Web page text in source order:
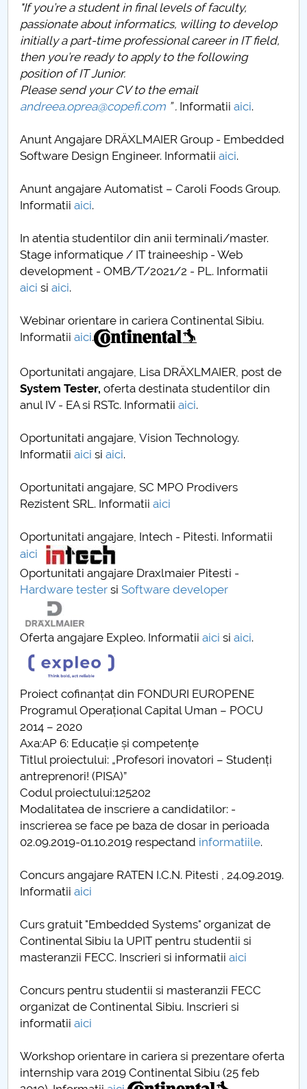
"If you’re a student in final levels of faculty,
passionate about informatics, willing to develop
initially a part-time professional career in IT field,
then you’re ready to apply to the following
position of IT Junior.
Please send your CV to the email
andreea.oprea@copefi.com ” . Informatiiaici.
Anunt Angajare DRÄXLMAIER Group - Embedded
Software Design Engineer. Informatiiaici.
Anunt angajare Automatist – Caroli Foods Group.
Informatiiaici.
In atentia studentilor din anii terminali/master.
Stage informatique / IT traineeship - Web
development - OMB/T/2021/2 - PL. Informatii
aici siaici.
Webinar orientare in cariera Continental Sibiu.
Informatiiaici.
Oportunitati angajare, Lisa DRÄXLMAIER, post de
System Tester,oferta destinata studentilor din
anul IV - EA si RSTc. Informatiiaici.
Oportunitati angajare, Vision Technology.
Informatiiaici siaici.
Oportunitati angajare, SC MPO Prodivers
Rezistent SRL. Informatiiaici
Oportunitati angajare, Intech - Pitesti. Informatii
aici
Oportunitati angajare Draxlmaier Pitesti -
Hardware tester siSoftware developer
Oferta angajare Expleo. Informatiiaici siaici.
Proiect cofinanțat din FONDURI EUROPENE
Programul Operațional Capital Uman – POCU
2014 – 2020
Axa:AP 6: Educație și competențe
Titlul proiectului: „Profesori inovatori – Studenți
antreprenori! (PISA)”
Codul proiectului:125202
Modalitatea de inscriere a candidatilor: -
inscrierea se face pe baza de dosar in perioada
02.09.2019-01.10.2019 respectand informatiile.
Concurs angajare RATEN I.C.N. Pitesti , 24.09.2019.
Informatiiaici
Curs gratuit "Embedded Systems" organizat de
Continental Sibiu la UPIT pentru studentii si
masteranzii FECC. Inscrieri si informatiiaici
Concurs pentru studentii si masteranzii FECC
organizat de Continental Sibiu. Inscrieri si
informatiiaici
Workshop orientare in cariera si prezentare oferta
internship vara 2019 Continental Sibiu (25 feb